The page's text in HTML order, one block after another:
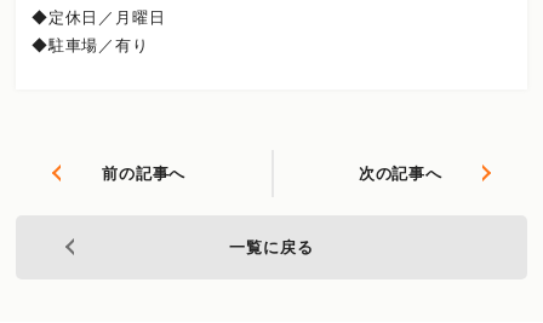
◆定休日／月曜日
◆駐車場／有り
前の記事へ 次の記事へ
一覧に戻る